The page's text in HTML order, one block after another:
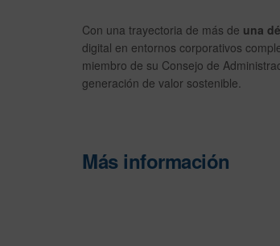
Con una trayectoria de más de una
digital en entornos corporativos
miembro de su Consejo de
generación de valor sostenible.
Más información